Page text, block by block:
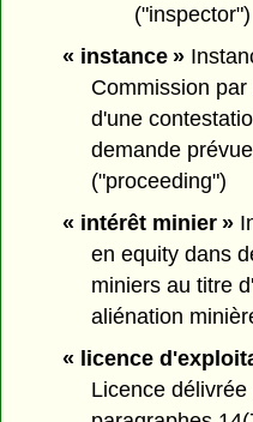
("inspector")
« instance »
Commission
d'une
demande
("proceeding")
« intérêt minier »
en equity dans
miniers au titre
aliénation
« licence
Licence